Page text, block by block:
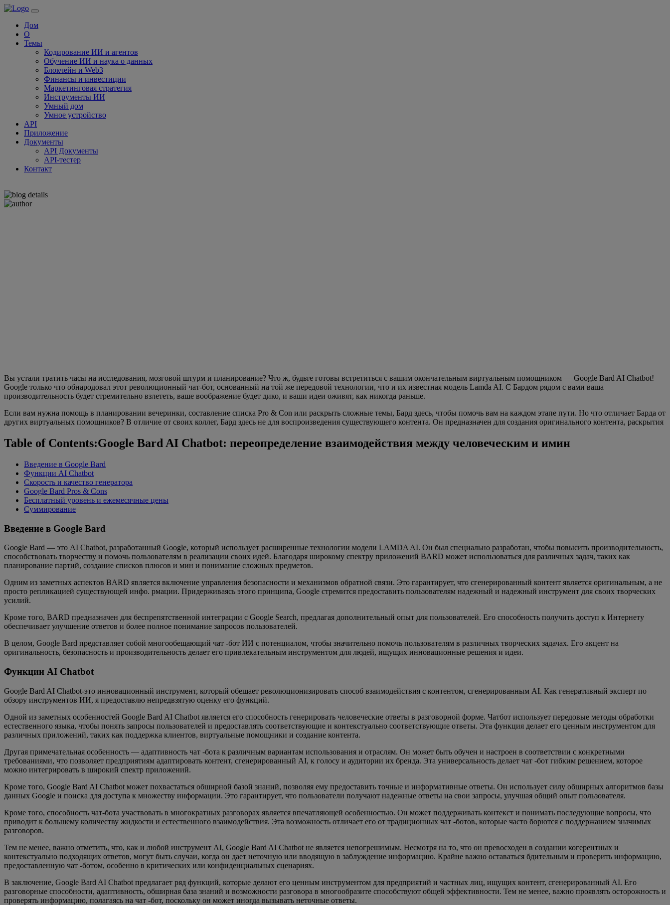
Дом
О
Темы
Кодирование ИИ и агентов
Обучение ИИ и наука о данных
Блокчейн и Web3
Финансы и инвестиции
Маркетинговая стратегия
Инструменты ИИ
Умный дом
Умное устройство
API
Приложение
Документы
API Документы
API-тестер
Контакт
Вы устали тратить часы на исследования, мозговой штурм и планирование? Что ж, будьте готовы встретиться с вашим окончательным виртуальным помощником — Google Bard AI Chatbot!
Google только что обнародовал этот революционный чат-бот, основанный на той же передовой технологии, что и их известная модель Lamda AI. С Бардом рядом с вами ваша
производительность будет стремительно взлететь, ваше воображение будет дико, и ваши идеи оживят, как никогда раньше.
Если вам нужна помощь в планировании вечеринки, составление списка Pro & Con или раскрыть сложные темы, Бард здесь, чтобы помочь вам на каждом этапе пути. Но что отличает Барда от
других виртуальных помощников? В отличие от своих коллег, Бард здесь не для воспроизведения существующего контента. Он предназначен для создания оригинального контента, раскрытия
Table of Contents:Google Bard AI Chatbot: переопределение взаимодействия между человеческим и имин
Введение в Google Bard
Функции AI Chatbot
Скорость и качество генератора
Google Bard Pros & Cons
Бесплатный уровень и ежемесячные цены
Суммирование
Введение в Google Bard
Google Bard — это AI Chatbot, разработанный Google, который использует расширенные технологии модели LAMDA AI. Он был специально разработан, чтобы повысить производительность,
способствовать творчеству и помочь пользователям в реализации своих идей. Благодаря широкому спектру приложений BARD может использоваться для различных задач, таких как
планирование партий, создание списков плюсов и мин и понимание сложных предметов.
Одним из заметных аспектов BARD является включение управления безопасности и механизмов обратной связи. Это гарантирует, что сгенерированный контент является оригинальным, а не
просто репликацией существующей инфо. рмации. Придерживаясь этого принципа, Google стремится предоставить пользователям надежный и надежный инструмент для своих творческих
усилий.
Кроме того, BARD предназначен для беспрепятственной интеграции с Google Search, предлагая дополнительный опыт для пользователей. Его способность получить доступ к Интернету
обеспечивает улучшение ответов и более полное понимание запросов пользователей.
В целом, Google Bard представляет собой многообещающий чат -бот ИИ с потенциалом, чтобы значительно помочь пользователям в различных творческих задачах. Его акцент на
оригинальность, безопасность и производительность делает его привлекательным инструментом для людей, ищущих инновационные решения и идеи.
Функции AI Chatbot
Google Bard AI Chatbot-это инновационный инструмент, который обещает революционизировать способ взаимодействия с контентом, сгенерированным AI. Как генеративный эксперт по
обзору инструментов ИИ, я предоставлю непредвзятую оценку его функций.
Одной из заметных особенностей Google Bard AI Chatbot является его способность генерировать человеческие ответы в разговорной форме. Чатбот использует передовые методы обработки
естественного языка, чтобы понять запросы пользователей и предоставлять соответствующие и контекстуально соответствующие ответы. Эта функция делает его ценным инструментом для
различных приложений, таких как поддержка клиентов, виртуальные помощники и создание контента.
Другая примечательная особенность — адаптивность чат -бота к различным вариантам использования и отраслям. Он может быть обучен и настроен в соответствии с конкретными
требованиями, что позволяет предприятиям адаптировать контент, сгенерированный AI, к голосу и аудитории их бренда. Эта универсальность делает чат -бот гибким решением, которое
можно интегрировать в широкий спектр приложений.
Кроме того, Google Bard AI Chatbot может похвастаться обширной базой знаний, позволяя ему предоставить точные и информативные ответы. Он использует силу обширных алгоритмов базы
данных Google и поиска для доступа к множеству информации. Это гарантирует, что пользователи получают надежные ответы на свои запросы, улучшая общий опыт пользователя.
Кроме того, способность чат-бота участвовать в многократных разговорах является впечатляющей особенностью. Он может поддерживать контекст и понимать последующие вопросы, что
приводит к большему количеству жидкости и естественного взаимодействия. Эта возможность отличает его от традиционных чат -ботов, которые часто борются с поддержанием значимых
разговоров.
Тем не менее, важно отметить, что, как и любой инструмент AI, Google Bard AI Chatbot не является непогрешимым. Несмотря на то, что он превосходен в создании когерентных и
контекстуально подходящих ответов, могут быть случаи, когда он дает неточную или вводящую в заблуждение информацию. Крайне важно оставаться бдительным и проверить информацию,
предоставленную чат -ботом, особенно в критических или конфиденциальных сценариях.
В заключение, Google Bard AI Chatbot предлагает ряд функций, которые делают его ценным инструментом для предприятий и частных лиц, ищущих контент, сгенерированный AI. Его
разговорные способности, адаптивность, обширная база знаний и возможности разговора в многообразите способствуют общей эффективности. Тем не менее, важно проявлять осторожность и
проверять информацию, полагаясь на чат -бот, поскольку он может иногда вызывать неточные ответы.